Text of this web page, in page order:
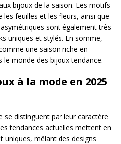
bijoux de la saison. Les motifs
les feuilles et les fleurs, ainsi que
sont également très
uniques et stylés. En somme,
une saison riche en
le monde des bijoux tendance.
à la mode en 2025
se distinguent par leur caractère
tendances actuelles mettent en
uniques, mêlant des designs